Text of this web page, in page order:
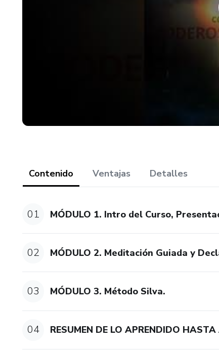
¡Te invito a unirte a este
Contenido Ventajas Detalles
01 MÓDULO 1. Intro del Curso,
02 MÓDULO 2. Meditación Guiada y
03 MÓDULO 3. Método Silva.
04 RESUMEN DE LO APRENDIDO